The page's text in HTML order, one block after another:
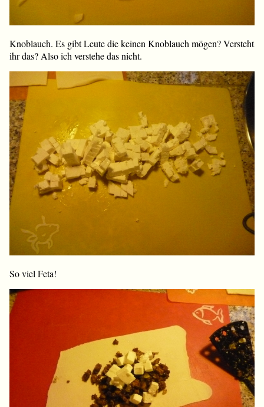
Knoblauch. Es gibt Leute die keinen Knoblauch mögen? Versteht
ihr das? Also ich verstehe das nicht.
So viel Feta!